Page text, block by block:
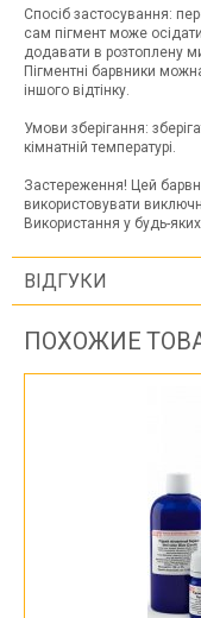
Спосіб застосування:
сам пігмент може
додавати в розтоплену
Пігментні барвники
іншого відтінку.
Умови зберігання:
кімнатній температурі.
Застереження! Цей
використовувати
Використання у будь-
ВІДГУКИ
ПОХОЖИЕ